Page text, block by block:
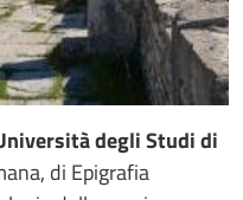
degli Studi di
di Epigrafia